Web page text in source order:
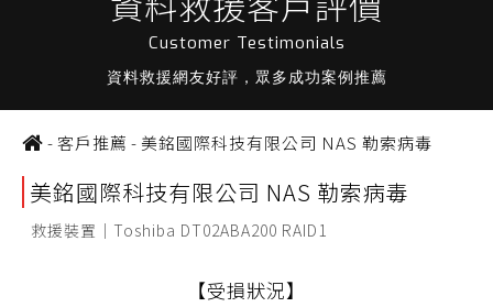
Customer Testimonials
資料救援網友好評，眾多成功案例推薦
-客戶推薦 - 美銘國際科技有限公司 NAS 勒索病毒
美銘國際科技有限公司 NAS 勒索病毒
救援裝置｜Toshiba DT02ABA200 RAID1
【受損狀況】